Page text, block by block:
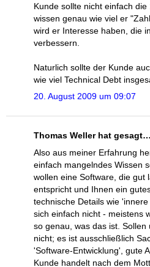
Kunde sollte nicht einfach
wissen genau wie viel er
wird er Interesse haben, die
verbessern.
Naturlich sollte der Kunde
wie viel Technical Debt
20. August 2009 um 09:07
Thomas Weller hat gesagt…
Also aus meiner Erfahrung
einfach mangelndes Wissen
wollen eine Software, die gut
entspricht und Ihnen ein
technische Details wie
sich einfach nicht - meistens
so genau, was das ist. Sollen
nicht; es ist ausschließlich
'Software-Entwicklung', gute
Kunde handelt nach dem